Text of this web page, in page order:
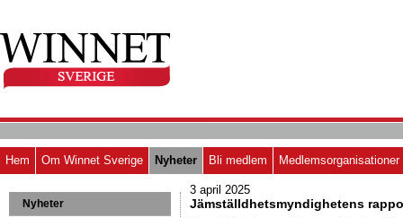
Hem Om Winnet Sverige Nyheter Bli medlem Medlemsorganisationer
Nyheter
3 april 2025
Jämställdhetsmyndighetens